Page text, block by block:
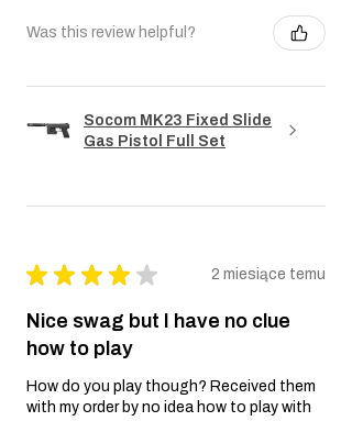
Was this review helpful?
Socom MK23 Fixed Slide
Gas Pistol Full Set
★ ★ ★ ★ ★ 2 miesiące temu
Nice swag but I have no clue
how to play
How do you play though? Received them
with my order by no idea how to play with